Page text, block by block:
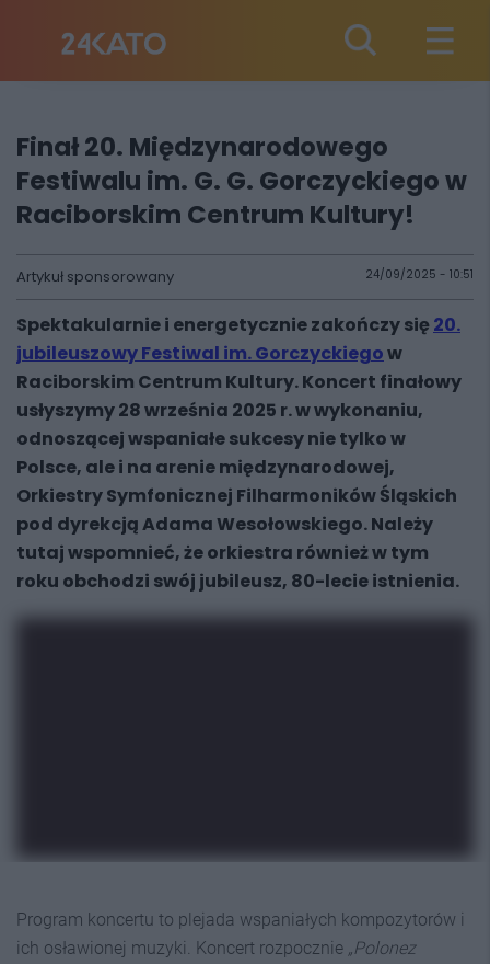
Finał 20. Międzynarodowego
Festiwalu im. G. G. Gorczyckiego w
Raciborskim Centrum Kultury!
Artykuł sponsorowany 24/09/2025 - 10:51
Spektakularnie i energetycznie zakończy się20.
jubileuszowy Festiwal im. Gorczyckiegow
Raciborskim Centrum Kultury. Koncert finałowy
usłyszymy 28 września 2025 r. w wykonaniu,
odnoszącej wspaniałe sukcesy nie tylko w
Polsce, ale i na arenie międzynarodowej,
Orkiestry Symfonicznej Filharmoników Śląskich
pod dyrekcją Adama Wesołowskiego. Należy
tutaj wspomnieć, że orkiestra również w tym
roku obchodzi swój jubileusz, 80-lecie istnienia.
Program koncertu to plejada wspaniałych kompozytorów i
ich osławionej muzyki. Koncert rozpocznie „Polonez